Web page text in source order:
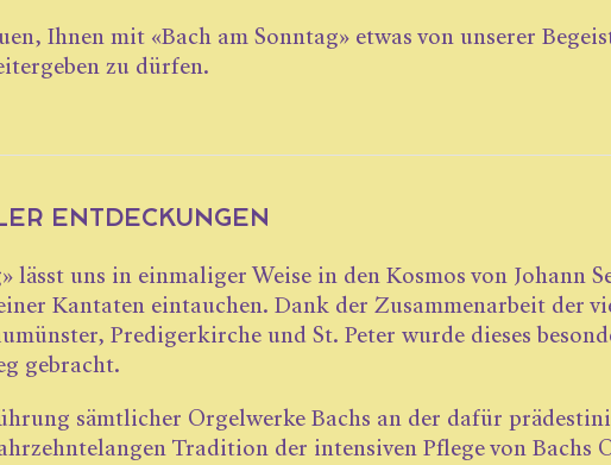
Ihnen mit «Bach am Sonntag» etwas von unserer
zu dürfen.
ENTDECKUNGEN
lässt uns in einmaliger Weise in den Kosmos von Johann
Kantaten eintauchen. Dank der Zusammenarbeit der
Predigerkirche und St. Peter wurde dieses
gebracht.
sämtlicher Orgelwerke Bachs an der dafür
Tradition der intensiven Pflege von Bachs